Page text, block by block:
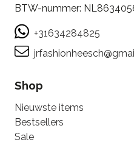
BTW-nummer:
+31634284825
Shop
Nieuwste items
Bestsellers
Sale